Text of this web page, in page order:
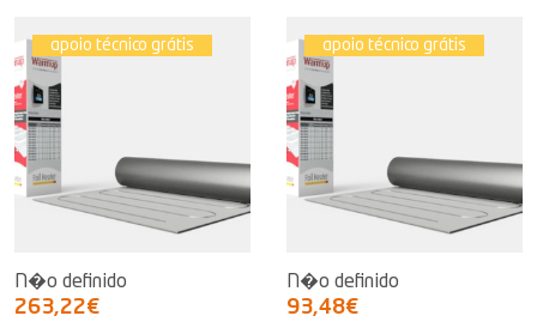
apoio técnico grátis
N�o definido
263,22€
apoio técnico grátis
N�o definido
93,48€